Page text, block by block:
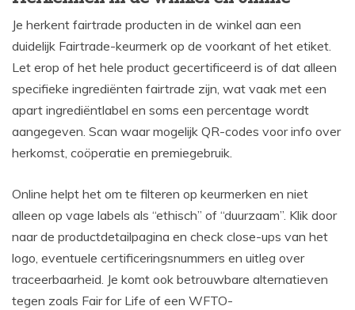
Je herkent fairtrade producten in de winkel aan een
duidelijk Fairtrade-keurmerk op de voorkant of het etiket.
Let erop of het hele product gecertificeerd is of dat alleen
specifieke ingrediënten fairtrade zijn, wat vaak met een
apart ingrediëntlabel en soms een percentage wordt
aangegeven. Scan waar mogelijk QR-codes voor info over
herkomst, coöperatie en premiegebruik.
Online helpt het om te filteren op keurmerken en niet
alleen op vage labels als “ethisch” of “duurzaam”. Klik door
naar de productdetailpagina en check close-ups van het
logo, eventuele certificeringsnummers en uitleg over
traceerbaarheid. Je komt ook betrouwbare alternatieven
tegen zoals Fair for Life of een WFTO-